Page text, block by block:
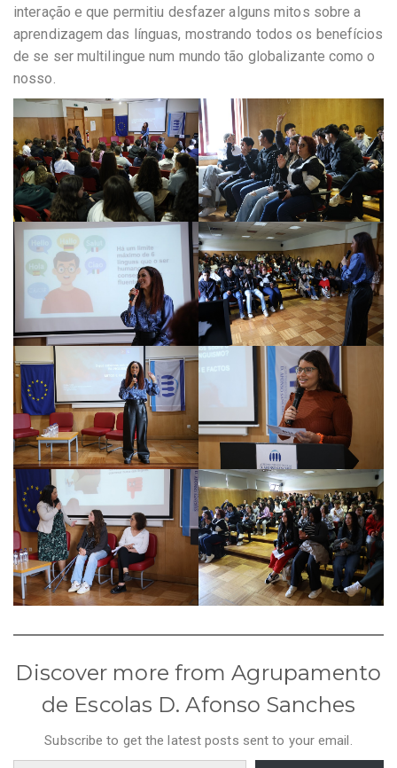
interação e que permitiu desfazer alguns mitos sobre a
aprendizagem das línguas, mostrando todos os benefícios
de se ser multilingue num mundo tão globalizante como o
nosso.
Discover more from Agrupamento
de Escolas D. Afonso Sanches
Subscribe to get the latest posts sent to your email.
Type your email…